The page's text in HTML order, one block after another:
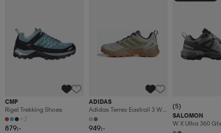
CMP
Rigel Trekking Shoes
+2
879:-
ADIDAS
Adidas Terrex Eastrail 3 W
Skor
949:-
(5)
SALOMON
W X Ultra 360 Gtx